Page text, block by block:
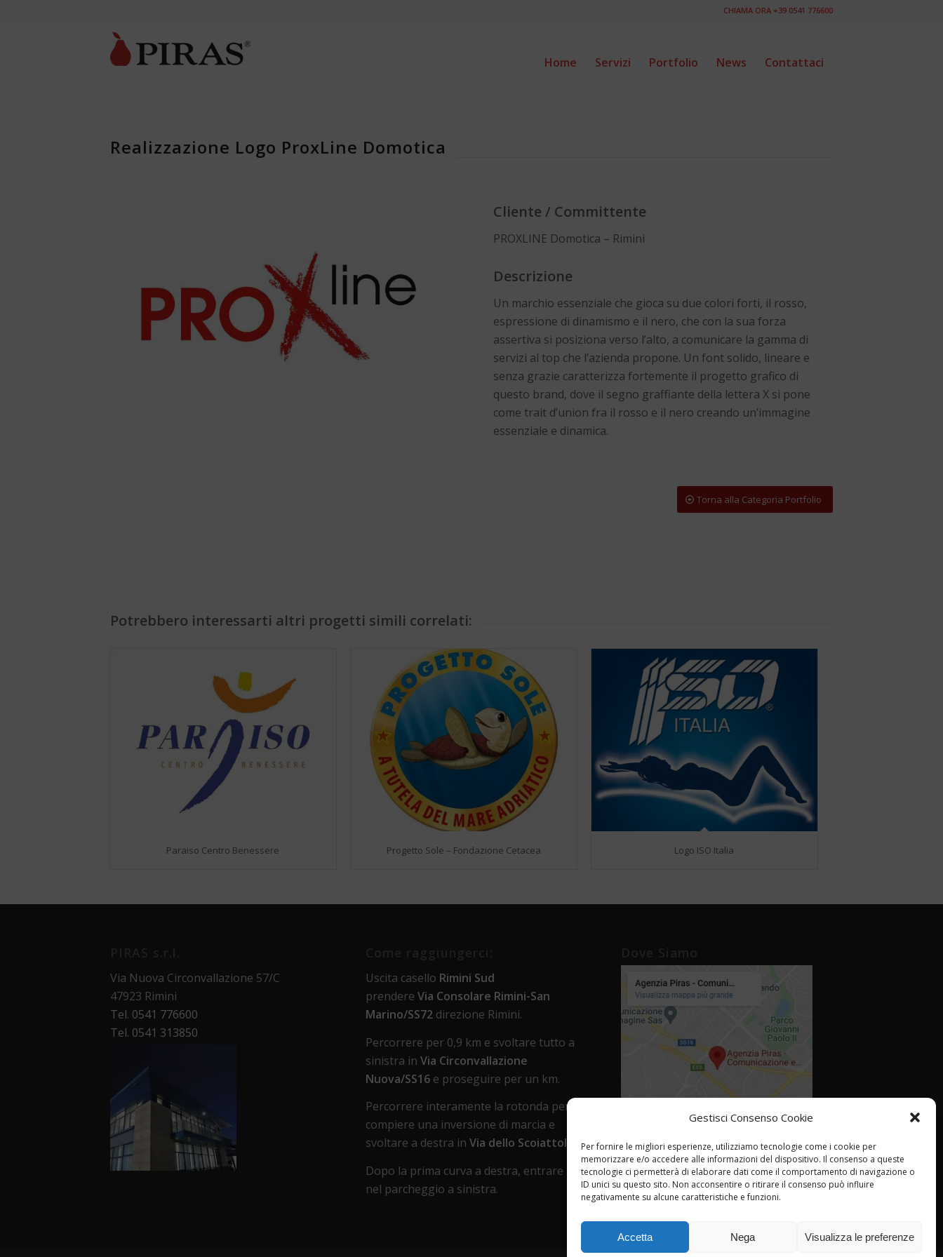
Gestisci Consenso Cookie
Per fornire le migliori esperienze, utilizziamo tecnologie come i cookie per
memorizzare e/o accedere alle informazioni del dispositivo. Il consenso a queste
tecnologie ci permetterà di elaborare dati come il comportamento di navigazione o
ID unici su questo sito. Non acconsentire o ritirare il consenso può influire
negativamente su alcune caratteristiche e funzioni.
Accetta Nega Visualizza le preferenze
CHIAMA ORA +39 0541 776600
Home Servizi Portfolio News Contattaci
Realizzazione Logo ProxLine Domotica
Cliente / Committente
PROXLINE Domotica – Rimini
Descrizione
Un marchio essenziale che gioca su due colori forti, il rosso,
espressione di dinamismo e il nero, che con la sua forza
assertiva si posiziona verso l’alto, a comunicare la gamma di
servizi al top che l’azienda propone. Un font solido, lineare e
senza grazie caratterizza fortemente il progetto grafico di
questo brand, dove il segno graffiante della lettera X si pone
come trait d’union fra il rosso e il nero creando un’immagine
essenziale e dinamica.
Torna alla Categoria Portfolio
Potrebbero interessarti altri progetti simili correlati:
Paraiso Centro Benessere Progetto Sole – Fondazione Cetacea Logo ISO Italia
Via Nuova Circonvallazione 57/C
47923 Rimini
Tel. 0541 776600
Tel. 0541 313850
Uscita casello Rimini Sud
prendere Via Consolare Rimini-San
Marino/SS72direzione Rimini.
Percorrere per 0,9 km e svoltare tutto a
sinistra in Via Circonvallazione
Nuova/SS16e proseguire per un km.
Percorrere interamente la rotonda per
compiere una inversione di marcia e
svoltare a destra in Via dello Scoiattolo
Dopo la prima curva a destra, entrare
nel parcheggio a sinistra.